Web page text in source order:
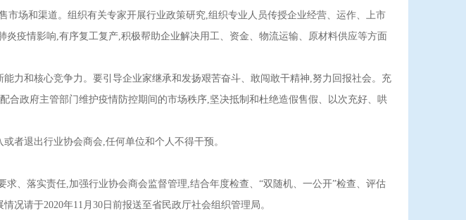
场和渠道。组织有关专家开展行业政策研究,组织专业人员传授企业经营、运作、上市
疫情影响,有序复工复产,积极帮助企业解决用工、资金、物流运输、原材料供应等方面
和核心竞争力。要引导企业家继承和发扬艰苦奋斗、敢闯敢干精神,努力回报社会。充
政府主管部门维护疫情防控期间的市场秩序,坚决抵制和杜绝造假售假、以次充好、哄
退出行业协会商会,任何单位和个人不得干预。
落实责任,加强行业协会商会监督管理,结合年度检查、“双随机、一公开”检查、评估
况请于2020年11月30日前报送至省民政厅社会组织管理局。